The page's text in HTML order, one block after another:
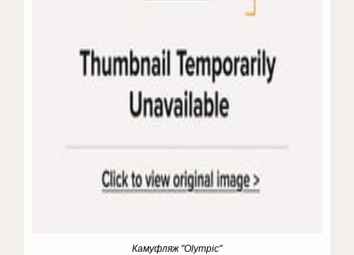
Камуфляж "Olympic"